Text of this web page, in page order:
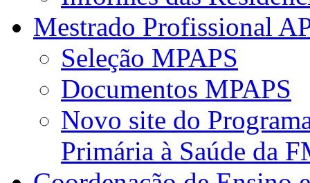
Mestrado Profissional
Seleção MPAPS
Documentos MPAPS
Novo site do
Primária à Saúde da